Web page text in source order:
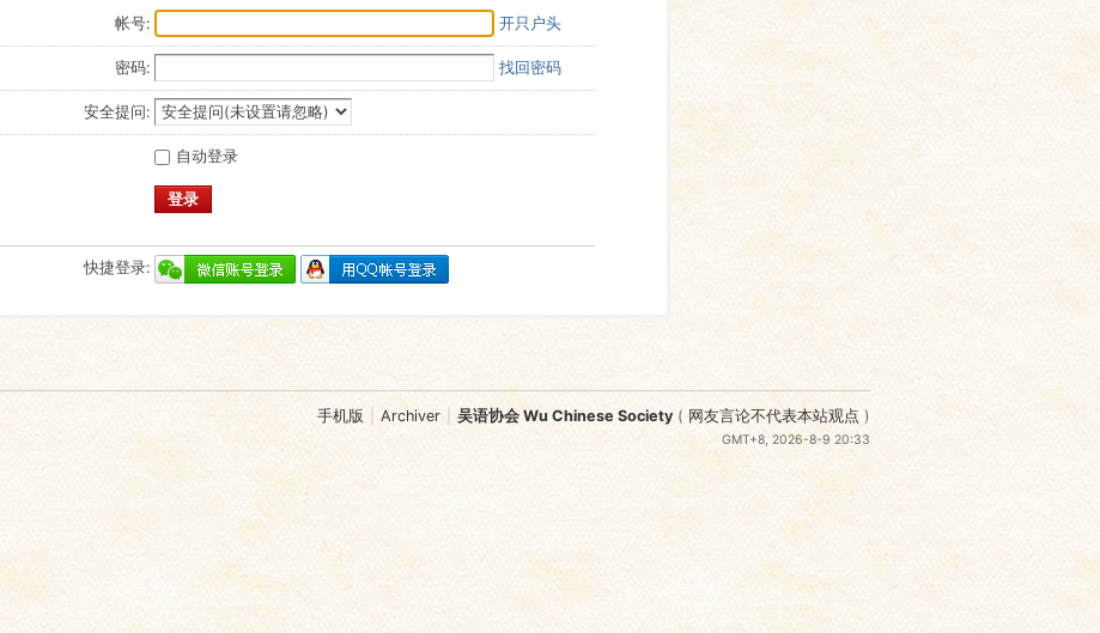
帐号: 开只户头
密码: 找回密码
安全提问:
自动登录
登录
快捷登录:
手机版 Archiver 吴语协会 Wu Chinese Society ( 网友言论不代表本站观点 )
GMT+8, 2026-8-9 20:33